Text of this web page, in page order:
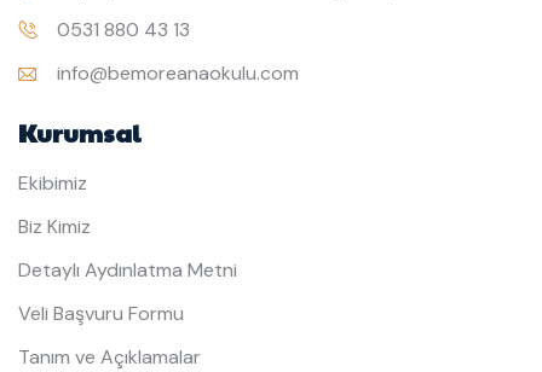
0531 880 43 13
info@bemoreanaokulu.com
Kurumsal
Ekibimiz
Biz Kimiz
Detaylı Aydınlatma Metni
Veli Başvuru Formu
Tanım ve Açıklamalar